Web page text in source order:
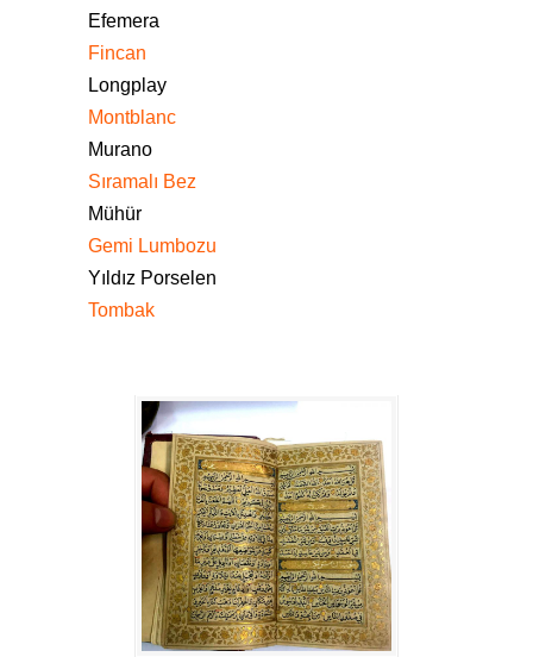
Efemera
Fincan
Longplay
Montblanc
Murano
Sıramalı Bez
Mühür
Gemi Lumbozu
Yıldız Porselen
Tombak